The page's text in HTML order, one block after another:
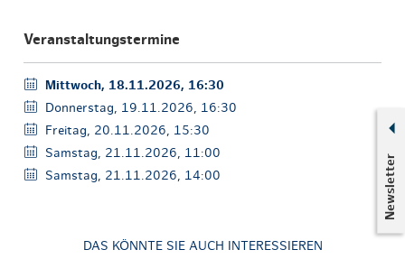
Newsletter
Veranstaltungstermine
Mittwoch, 18.11.2026, 16:30
Donnerstag, 19.11.2026, 16:30
Freitag, 20.11.2026, 15:30
Samstag, 21.11.2026, 11:00
Samstag, 21.11.2026, 14:00
DAS KÖNNTE SIE AUCH INTERESSIEREN